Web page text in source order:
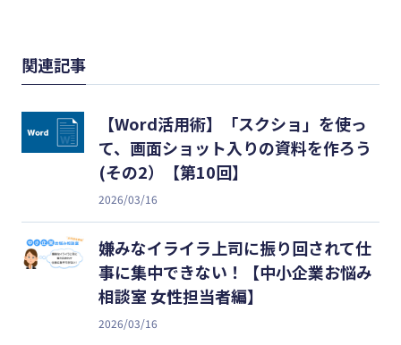
関連記事
【Word活用術】「スクショ」を使っ
て、画面ショット入りの資料を作ろう
(その2）【第10回】
2026/03/16
嫌みなイライラ上司に振り回されて仕
事に集中できない！【中小企業お悩み
相談室 女性担当者編】
2026/03/16